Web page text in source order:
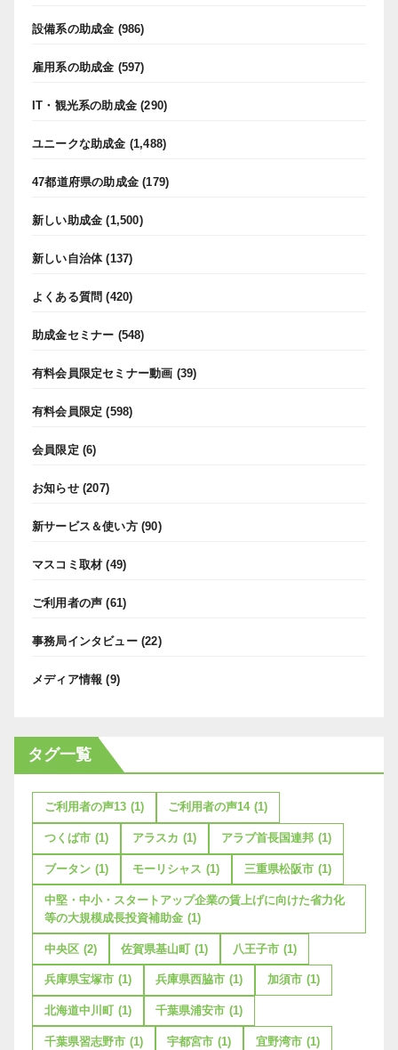
設備系の助成金 (986)
雇用系の助成金 (597)
IT・観光系の助成金 (290)
ユニークな助成金 (1,488)
47都道府県の助成金 (179)
新しい助成金 (1,500)
新しい自治体(137)
よくある質問 (420)
助成金セミナー (548)
有料会員限定セミナー動画 (39)
有料会員限定 (598)
会員限定 (6)
お知らせ(207)
新サービス＆使い方(90)
マスコミ取材 (49)
ご利用者の声 (61)
事務局インタビュー(22)
メディア情報 (9)
タグ一覧
ご利用者の声13 (1) ご利用者の声14 (1)
つくば市 (1) アラスカ (1) アラブ首長国連邦 (1)
ブータン (1) モーリシャス (1) 三重県松阪市 (1)
中堅・中小・スタートアップ企業の賃上げに向けた省力化
等の大規模成長投資補助金 (1)
中央区 (2) 佐賀県基山町 (1) 八王子市 (1)
兵庫県宝塚市 (1) 兵庫県西脇市 (1) 加須市 (1)
北海道中川町 (1) 千葉県浦安市 (1)
千葉県習志野市 (1) 宇都宮市 (1) 宜野湾市 (1)